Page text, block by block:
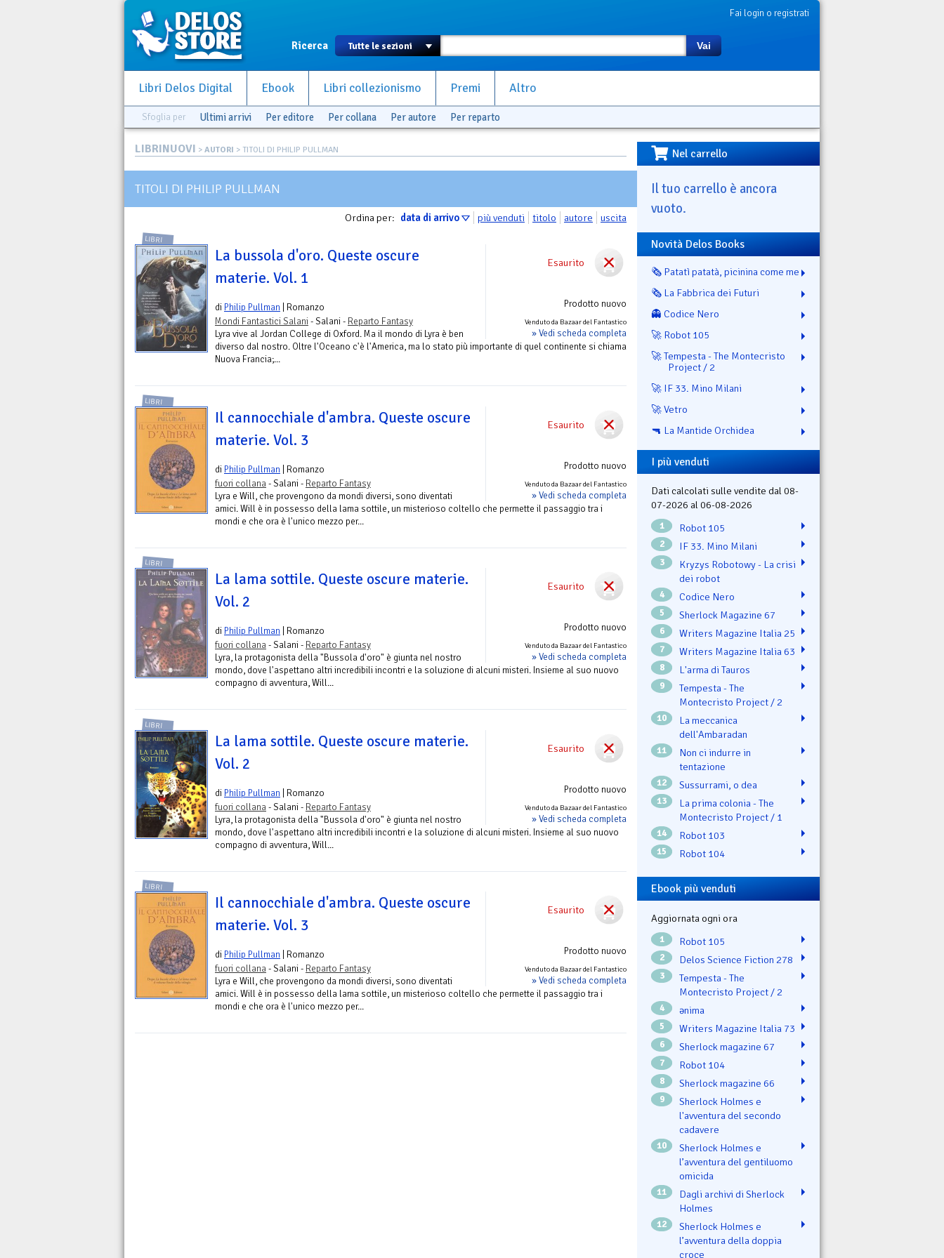
Fai login o registrati
Ricerca Vai
Libri Delos Digital Ebook Libri collezionismo Premi Altro
Sfoglia per Ultimi arrivi Per editore Per collana Per autore Per reparto
LIBRINUOVI > AUTORI > TITOLI DI PHILIP PULLMAN
TITOLI DI PHILIP PULLMAN
Ordina per: data di arrivo più venduti titolo autore uscita
Esaurito
Prodotto nuovo
Venduto da Bazaar del Fantastico
» Vedi scheda completa
LIBRI
La bussola d'oro. Queste oscure
materie. Vol. 1
di Philip Pullman | Romanzo
Mondi Fantastici Salani - Salani - Reparto Fantasy
Lyra vive al Jordan College di Oxford. Ma il mondo di Lyra è ben
diverso dal nostro. Oltre l'Oceano c'è l'America, ma lo stato più importante di quel continente si chiama
Nuova Francia;...
Esaurito
Prodotto nuovo
Venduto da Bazaar del Fantastico
» Vedi scheda completa
LIBRI
Il cannocchiale d'ambra. Queste oscure
materie. Vol. 3
di Philip Pullman | Romanzo
fuori collana- Salani - Reparto Fantasy
Lyra e Will, che provengono da mondi diversi, sono diventati
amici. Will è in possesso della lama sottile, un misterioso coltello che permette il passaggio tra i
mondi e che ora è l'unico mezzo per...
Esaurito
Prodotto nuovo
Venduto da Bazaar del Fantastico
» Vedi scheda completa
LIBRI
La lama sottile. Queste oscure materie.
Vol. 2
di Philip Pullman | Romanzo
fuori collana- Salani - Reparto Fantasy
Lyra, la protagonista della "Bussola d'oro" è giunta nel nostro
mondo, dove l'aspettano altri incredibili incontri e la soluzione di alcuni misteri. Insieme al suo nuovo
compagno di avventura, Will...
Esaurito
Prodotto nuovo
Venduto da Bazaar del Fantastico
» Vedi scheda completa
LIBRI
La lama sottile. Queste oscure materie.
Vol. 2
di Philip Pullman | Romanzo
fuori collana- Salani - Reparto Fantasy
Lyra, la protagonista della "Bussola d'oro" è giunta nel nostro
mondo, dove l'aspettano altri incredibili incontri e la soluzione di alcuni misteri. Insieme al suo nuovo
compagno di avventura, Will...
Esaurito
Prodotto nuovo
Venduto da Bazaar del Fantastico
» Vedi scheda completa
LIBRI
Il cannocchiale d'ambra. Queste oscure
materie. Vol. 3
di Philip Pullman | Romanzo
fuori collana- Salani - Reparto Fantasy
Lyra e Will, che provengono da mondi diversi, sono diventati
amici. Will è in possesso della lama sottile, un misterioso coltello che permette il passaggio tra i
mondi e che ora è l'unico mezzo per...
Nel carrello
Il tuo carrello è ancora
vuoto.
Novità Delos Books
🗞️ Patatì patatà, picinina come me
🗞️ La Fabbrica dei Futuri
👻 Codice Nero
🚀 Robot 105
🚀 Tempesta - The Montecristo
Project / 2
🚀 IF 33. Mino Milani
🚀 Vetro
🔫 La Mantide Orchidea
I più venduti
Dati calcolati sulle vendite dal 08-
07-2026 al 06-08-2026
1 Robot 105
2 IF 33. Mino Milani
3
Kryzys Robotowy - La crisi
dei robot
4 Codice Nero
5 Sherlock Magazine 67
6 Writers Magazine Italia 25
7 Writers Magazine Italia 63
8 L'arma di Tauros
9
Tempesta - The
Montecristo Project / 2
10
La meccanica
dell'Ambaradan
11
Non ci indurre in
tentazione
12 Sussurrami, o dea
13
La prima colonia - The
Montecristo Project / 1
14 Robot 103
15 Robot 104
Ebook più venduti
Aggiornata ogni ora
1 Robot 105
2 Delos Science Fiction 278
3
Tempesta - The
Montecristo Project / 2
4 ənima
5 Writers Magazine Italia 73
6 Sherlock magazine 67
7 Robot 104
8 Sherlock magazine 66
9
Sherlock Holmes e
l'avventura del secondo
cadavere
10
Sherlock Holmes e
l’avventura del gentiluomo
omicida
11
Dagli archivi di Sherlock
Holmes
12
Sherlock Holmes e
l’avventura della doppia
croce